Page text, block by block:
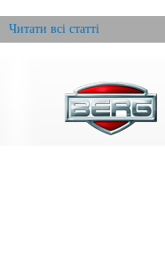
Читати всі статті